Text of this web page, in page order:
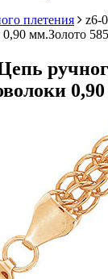
плетения
z6-
мм.Золото